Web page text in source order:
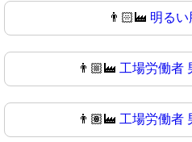
👨🏻‍🏭 明るい
👨🏼‍🏭 工場労働者
👨🏽‍🏭 工場労働者